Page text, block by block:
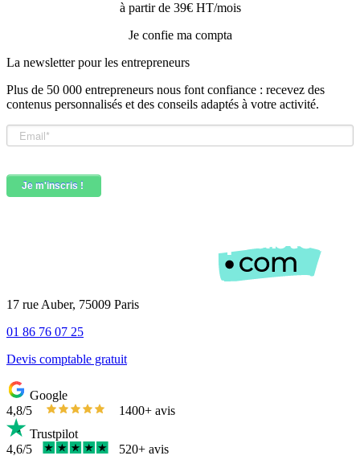
à partir de 39€ HT/mois
Je confie ma compta
La newsletter pour les entrepreneurs
Plus de 50 000 entrepreneurs nous font confiance : recevez des
contenus personnalisés et des conseils adaptés à votre activité.
17 rue Auber, 75009 Paris
01 86 76 07 25
Devis comptable gratuit
Google
4,8/5
1400+ avis
Trustpilot
4,6/5
520+ avis